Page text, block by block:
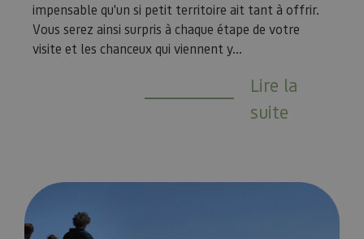
impensable qu'un si petit territoire ait tant à offrir.
Vous serez ainsi surpris à chaque étape de votre
visite et les chanceux qui viennent y...
Lire la
suite
Navarra con perro: ideas y planes con tu mascota